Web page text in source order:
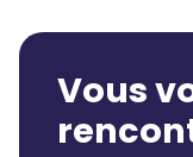
Vous